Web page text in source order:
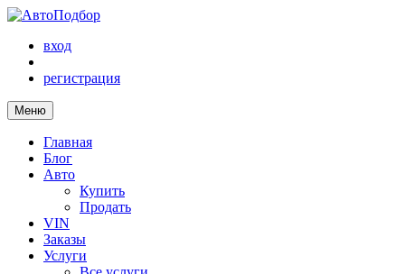
вход
регистрация
Меню
Главная
Блог
Авто
Купить
Продать
VIN
Заказы
Услуги